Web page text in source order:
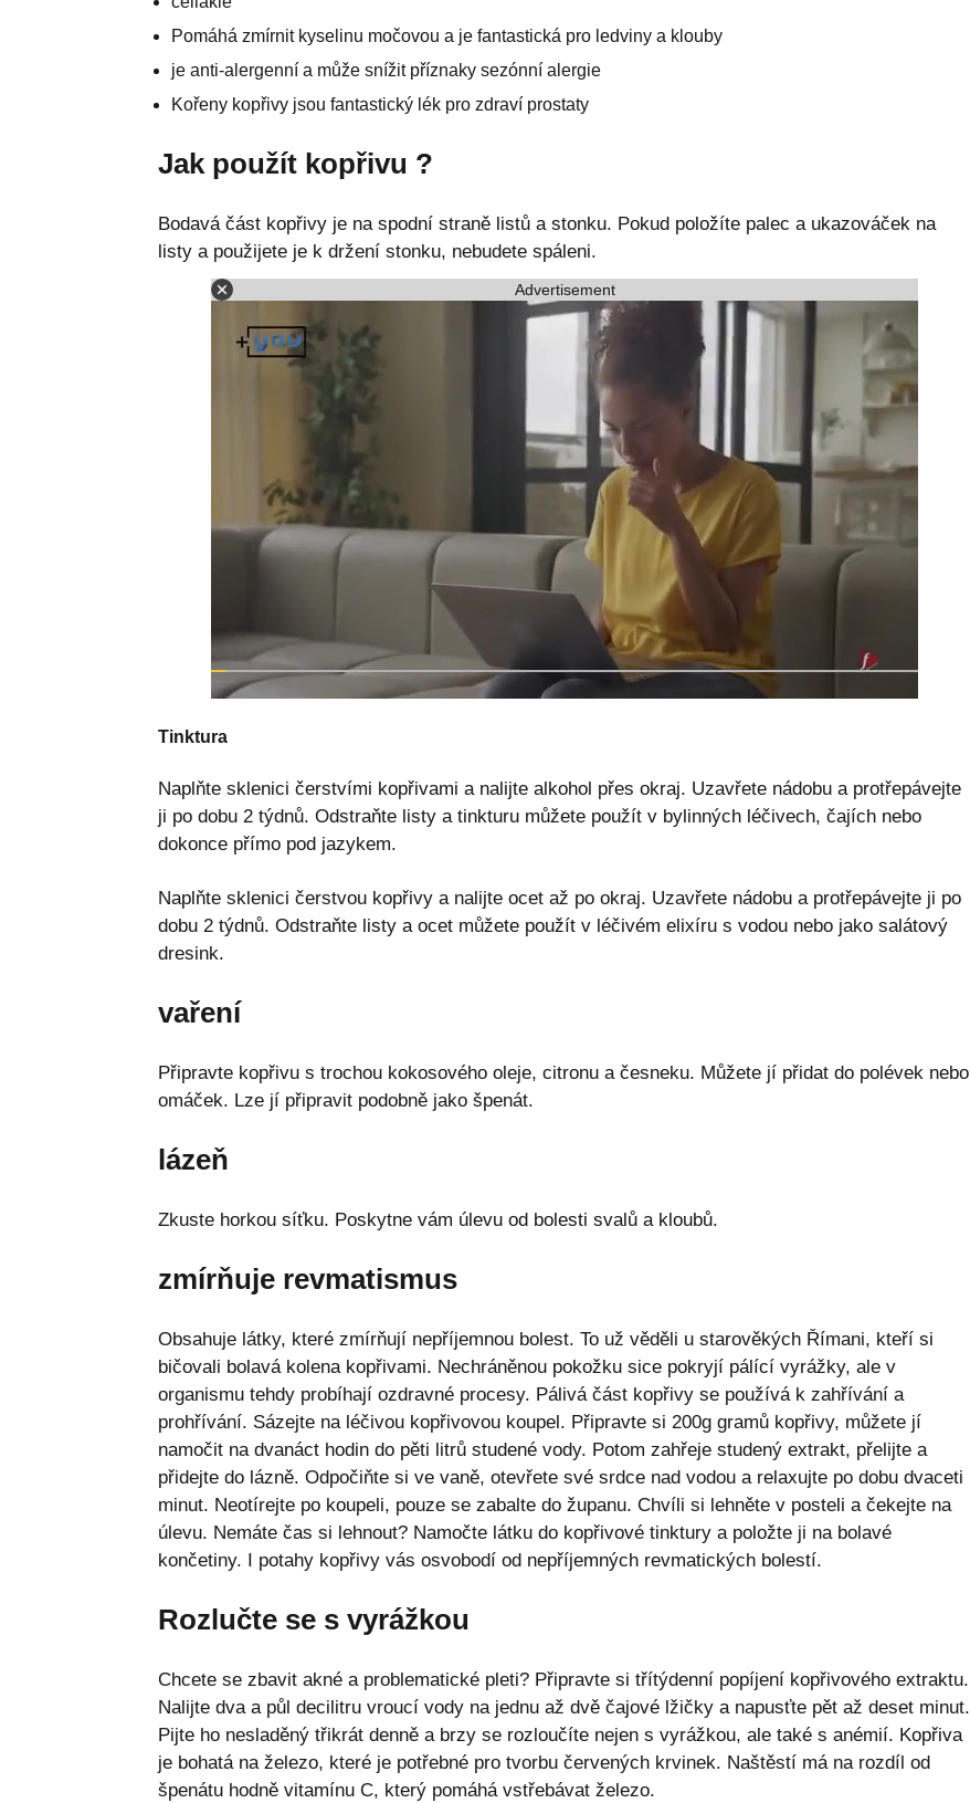
Pomáhá zmírnit kyselinu močovou a je fantastická pro ledviny a klouby
je anti-alergenní a může snížit příznaky sezónní alergie
Kořeny kopřivy jsou fantastický lék pro zdraví prostaty
Jak použít kopřivu ?
Bodavá část kopřivy je na spodní straně listů a stonku. Pokud položíte palec a ukazováček na
listy a použijete je k držení stonku, nebudete spáleni.
Advertisement
Tinktura
Naplňte sklenici čerstvími kopřivami a nalijte alkohol přes okraj. Uzavřete nádobu a protřepávejte
ji po dobu 2 týdnů. Odstraňte listy a tinkturu můžete použít v bylinných léčivech, čajích nebo
dokonce přímo pod jazykem.
Naplňte sklenici čerstvou kopřivy a nalijte ocet až po okraj. Uzavřete nádobu a protřepávejte ji po
dobu 2 týdnů. Odstraňte listy a ocet můžete použít v léčivém elixíru s vodou nebo jako salátový
dresink.
vaření
Připravte kopřivu s trochou kokosového oleje, citronu a česneku. Můžete jí přidat do polévek nebo
omáček. Lze jí připravit podobně jako špenát.
lázeň
Zkuste horkou síťku. Poskytne vám úlevu od bolesti svalů a kloubů.
zmírňuje revmatismus
Obsahuje látky, které zmírňují nepříjemnou bolest. To už věděli u starověkých Římani, kteří si
bičovali bolavá kolena kopřivami. Nechráněnou pokožku sice pokryjí pálící ​​vyrážky, ale v
organismu tehdy probíhají ozdravné procesy. Pálivá část kopřivy se používá k zahřívání a
prohřívání. Sázejte na léčivou kopřivovou koupel. Připravte si 200g gramů kopřivy, můžete jí
namočit na dvanáct hodin do pěti litrů studené vody. Potom zahřeje studený extrakt, přelijte a
přidejte do lázně. Odpočiňte si ve vaně, otevřete své srdce nad vodou a relaxujte po dobu dvaceti
minut. Neotírejte po koupeli, pouze se zabalte do županu. Chvíli si lehněte v posteli a čekejte na
úlevu. Nemáte čas si lehnout? Namočte látku do kopřivové tinktury a položte ji na bolavé
končetiny. I potahy kopřivy vás osvobodí od nepříjemných revmatických bolestí.
Rozlučte se s vyrážkou
Chcete se zbavit akné a problematické pleti? Připravte si třítýdenní popíjení kopřivového extraktu.
Nalijte dva a půl decilitru vroucí vody na jednu až dvě čajové lžičky a napusťte pět až deset minut.
Pijte ho nesladěný třikrát denně a brzy se rozloučíte nejen s vyrážkou, ale také s anémií. Kopřiva
je bohatá na železo, které je potřebné pro tvorbu červených krvinek. Naštěstí má na rozdíl od
špenátu hodně vitamínu C, který pomáhá vstřebávat železo.